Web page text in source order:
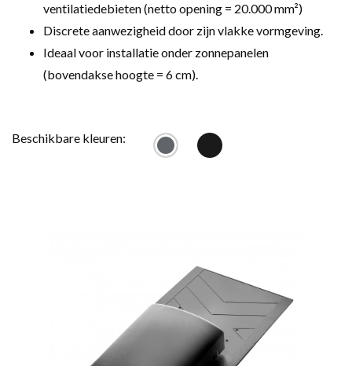
ventilatiedebieten (netto opening = 20.000 mm²)
Discrete aanwezigheid door zijn vlakke vormgeving.
Ideaal voor installatie onder zonnepanelen
(bovendakse hoogte = 6 cm).
Beschikbare kleuren: